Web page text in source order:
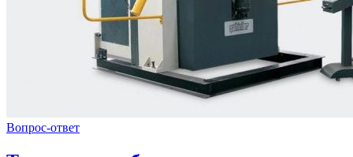
Вопрос-ответ